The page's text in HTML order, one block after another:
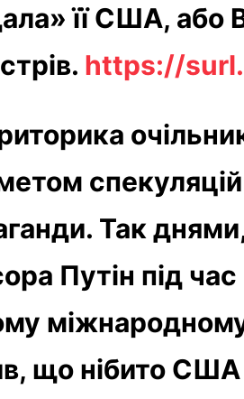
її США, або
https://
спекуляцій
Так
Путін під
що нібито